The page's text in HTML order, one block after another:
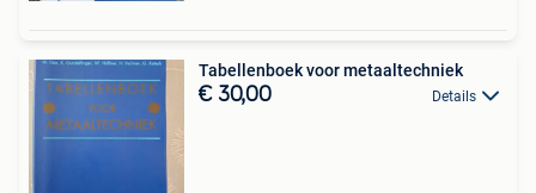
Tabellenboek voor metaaltechniek
€ 30,00 Details